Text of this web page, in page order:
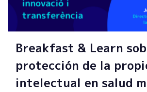
Breakfast & Learn
protección de la
intelectual en salud